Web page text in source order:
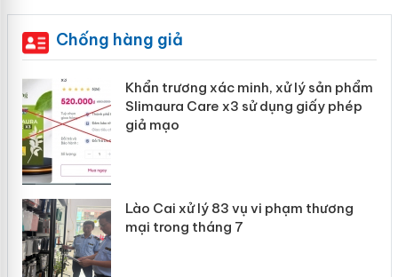
Chống hàng giả
Khẩn trương xác minh, xử lý sản phẩm
Slimaura Care x3 sử dụng giấy phép
giả mạo
Lào Cai xử lý 83 vụ vi phạm thương
mại trong tháng 7